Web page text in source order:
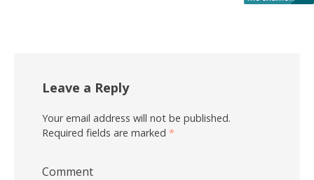
Leave a Reply
Your email address will not be published.
Required fields are marked *
Comment